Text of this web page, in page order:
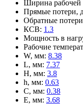
Ширина рабочей
Прямые потери,
Обратные потери
КСВ: 1.3
Мощность в
Рабочие
W, мм: 8.38
L, мм: 7.37
H, мм: 3.8
h, мм: 0.63
C, мм: 0.38
E, мм: 3.68